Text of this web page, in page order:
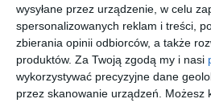
wysyłane przez urządzenie, w celu
spersonalizowanych reklam i treści,
zbierania opinii odbiorców, a także
produktów. Za Twoją zgodą my i nasi
wykorzystywać precyzyjne dane
przez skanowanie urządzeń. Możesz
Aranżacja mieszkania z betonem i
AUTOR:ZIELONE studio projektowe
Kategoria projektu